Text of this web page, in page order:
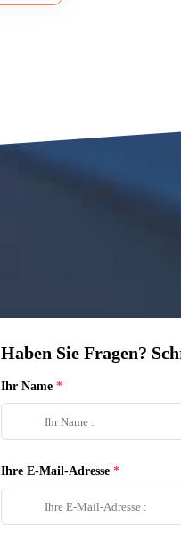
Haben Sie Fragen?
Ihr Name
Ihre E-Mail-Adresse